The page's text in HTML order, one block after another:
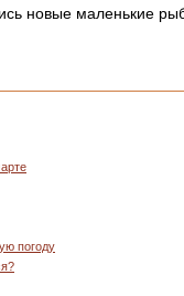
новые маленькие
погоду